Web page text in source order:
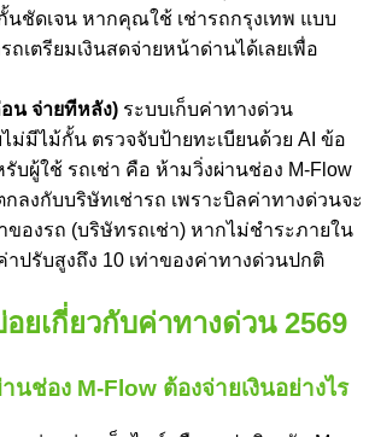
นชัดเจน หากคุณใช้ เช่ารถกรุงเทพ แบบ
ถเตรียมเงินสดจ่ายหน้าด่านได้เลยเพื่อ
อน จ่ายทีหลัง) ระบบเก็บค่าทางด่วน
ม่มีไม้กั้น ตรวจจับป้ายทะเบียนด้วย AI ข้อ
รับผู้ใช้ รถเช่า คือ ห้ามวิ่งผ่านช่อง M-Flow
ลงกับบริษัทเช่ารถ เพราะบิลค่าทางด่วนจะ
ของรถ (บริษัทรถเช่า) หากไม่ชำระภายใน
ปรับสูงถึง 10 เท่าของค่าทางด่วนปกติ
ยเกี่ยวกับค่าทางด่วน2569
นช่อง M-Flow ต้องจ่ายเงินอย่างไร